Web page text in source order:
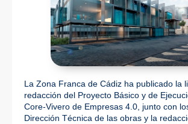
La Zona Franca de Cádiz ha publicado la
redacción del Proyecto Básico y de
Core-Vivero de Empresas 4.0, junto con
Dirección Técnica de las obras y la